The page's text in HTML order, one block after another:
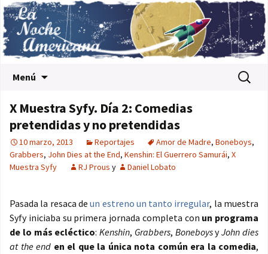
Menú Buscar:
X Muestra Syfy. Día 2: Comedias
pretendidas y no pretendidas
10 marzo, 2013 Reportajes Amor de Madre, Boneboys,
Grabbers, John Dies at the End, Kenshin: El Guerrero Samurái, X
Muestra Syfy
RJ Prous y Daniel Lobato
Pasada la resaca deun estreno un tanto irregular, la muestra
Syfy iniciaba su primera jornada completa con un programa
de lo más ecléctico:Kenshin, Grabbers, BoneboysyJohn dies
at the end en el que la única nota común era la comedia,